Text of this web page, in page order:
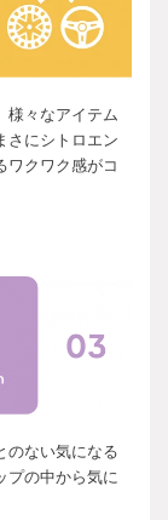
様々なアイテム
さにシトロエン
ワクワク感がコ
のない気になる
プの中から気に